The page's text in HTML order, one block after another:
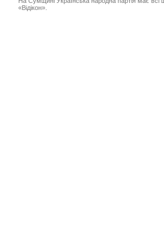
«Відікон».